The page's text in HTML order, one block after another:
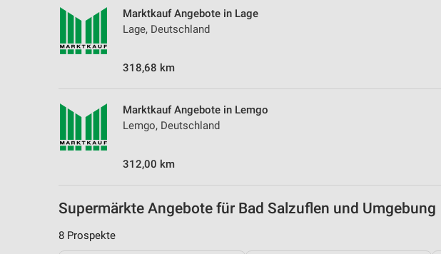
Marktkauf Angebote in Lage
Lage, Deutschland
318,68 km
Marktkauf Angebote in Lemgo
Lemgo, Deutschland
312,00 km
Supermärkte Angebote für Bad Salzuflen und Umgebung
8 Prospekte
Analyse von Zielgruppen durch Statistiken oder Kombinationen von Daten aus verschiedenen
Entwicklung und Verbesserung der Angebote
Verwendung genauer Standortdaten
Geräte anhand von aktiv angeforderten Informationen identifizieren
Notwendig